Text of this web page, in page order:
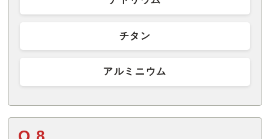
チタン
アルミニウム